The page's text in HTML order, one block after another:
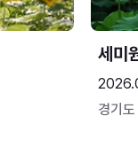
세미
경기